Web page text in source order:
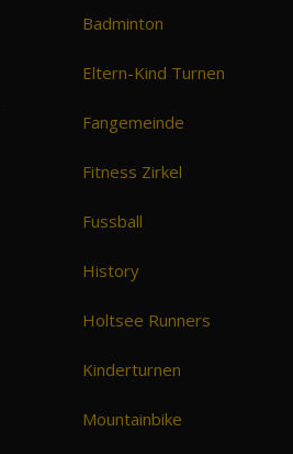
Badminton
Eltern-Kind Turnen
Fangemeinde
Fitness Zirkel
Fussball
History
Holtsee Runners
Kinderturnen
Mountainbike